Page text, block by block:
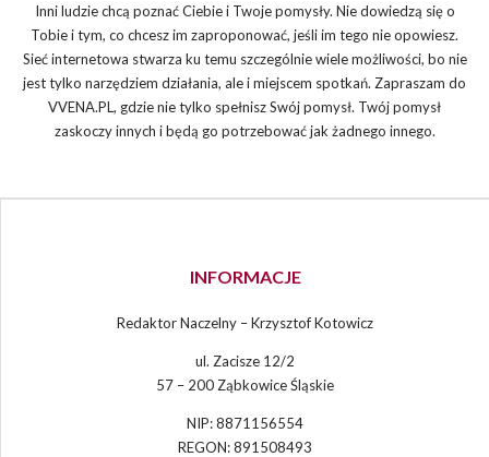
Inni ludzie chcą poznać Ciebie i Twoje pomysły. Nie dowiedzą się o
Tobie i tym, co chcesz im zaproponować, jeśli im tego nie opowiesz.
Sieć internetowa stwarza ku temu szczególnie wiele możliwości, bo nie
jest tylko narzędziem działania, ale i miejscem spotkań. Zapraszam do
VVENA.PL, gdzie nie tylko spełnisz Swój pomysł. Twój pomysł
zaskoczy innych i będą go potrzebować jak żadnego innego.
INFORMACJE
Redaktor Naczelny – Krzysztof Kotowicz
ul. Zacisze 12/2
57 – 200 Ząbkowice Śląskie
NIP: 8871156554
REGON: 891508493